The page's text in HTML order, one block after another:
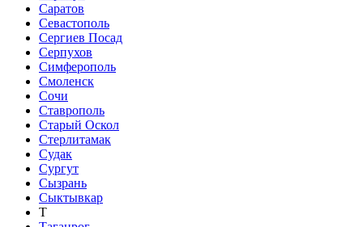
Саратов
Севастополь
Сергиев Посад
Серпухов
Симферополь
Смоленск
Сочи
Ставрополь
Старый Оскол
Стерлитамак
Судак
Сургут
Сызрань
Сыктывкар
Т